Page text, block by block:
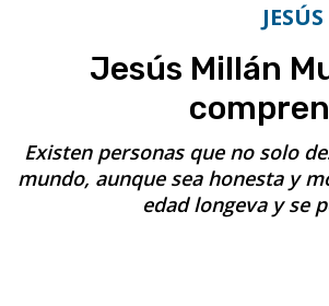
Jesús Millán
Existen personas que no solo
mundo, aunque sea honesta y
edad longeva y se